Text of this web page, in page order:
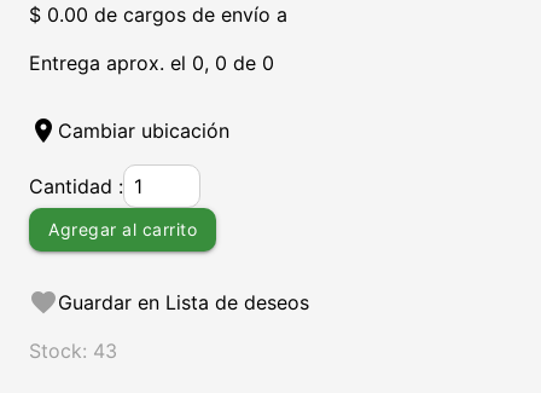
$ 0.00 de cargos de envío a
Entrega aprox. el 0, 0 de 0
location_on Cambiar ubicación
Cantidad :
Agregar al carrito
favoriteGuardar en Lista de deseos
Stock: 43